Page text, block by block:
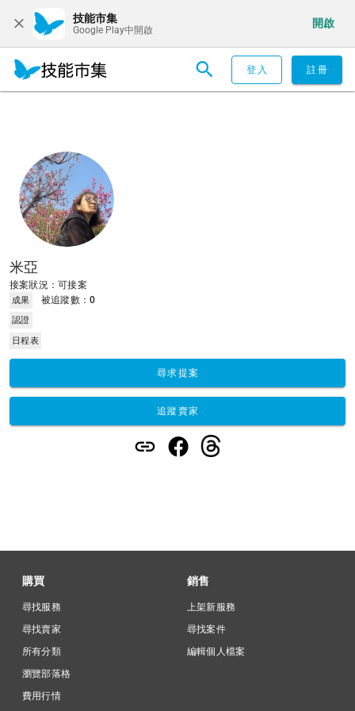
技能市集
Google Play中開啟
開啟
登入 註冊
米亞
接案狀況：可接案
成果 被追蹤數：0
認證
日程表
尋求提案
追蹤賣家
購買
尋找服務
尋找賣家
所有分類
瀏覽部落格
費用行情
銷售
上架新服務
尋找案件
編輯個人檔案